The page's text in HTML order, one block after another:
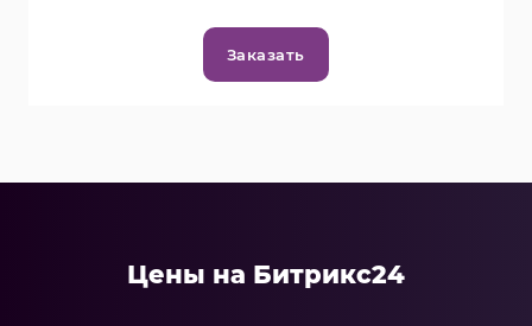
Заказать
Цены на Битрикс24